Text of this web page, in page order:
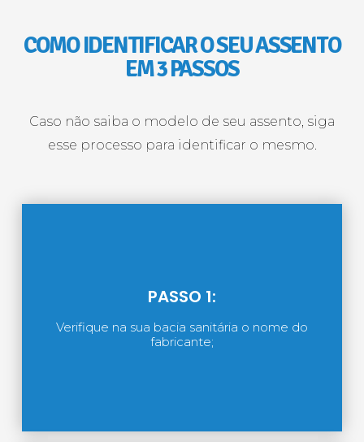
COMO IDENTIFICAR O SEU ASSENTO
EM 3 PASSOS
Caso não saiba o modelo de seu assento, siga
esse processo para identificar o mesmo.
PASSO 1:
Verifique na sua bacia sanitária o nome do
fabricante;